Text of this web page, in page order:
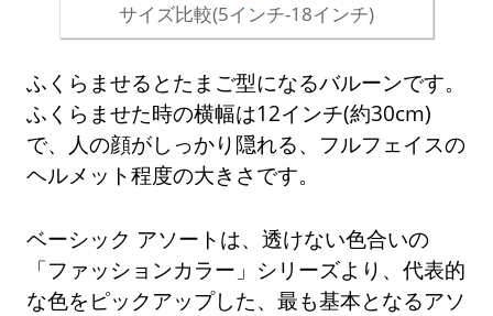
サイズ比較(5インチ-18インチ)
ふくらませるとたまご型になるバルーンです。
ふくらませた時の横幅は12インチ(約30cm)
で、人の顔がしっかり隠れる、フルフェイスの
ヘルメット程度の大きさです。
ベーシック アソートは、透けない色合いの
「ファッションカラー」シリーズより、代表的
な色をピックアップした、最も基本となるアソ